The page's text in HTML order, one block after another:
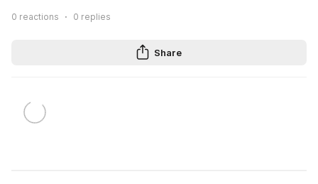
0 reactions 0 replies
Share